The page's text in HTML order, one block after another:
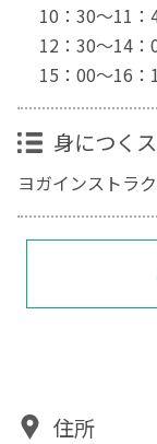
10：30～11
12：30～14
15：00～16
身につく
ヨガインストラ
住所